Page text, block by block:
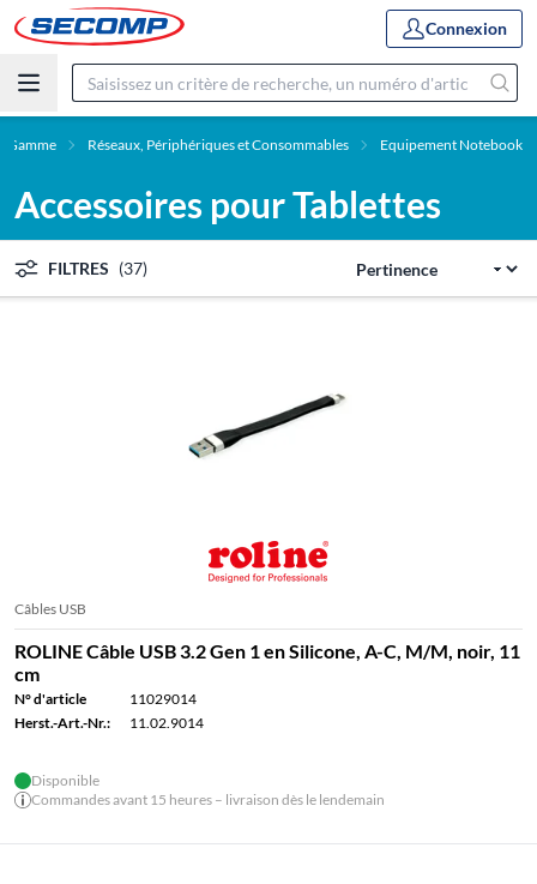
Connexion
Gamme Réseaux, Périphériques et Consommables Equipement Notebook
Accessoires pour Tablettes
FILTRES (37)
Câbles USB
ROLINE Câble USB 3.2 Gen 1 en Silicone, A-C, M/M, noir, 11
cm
N° d'article
11029014
Herst.-Art.-Nr.:
11.02.9014
Disponible
Commandes avant 15 heures – livraison dès le lendemain